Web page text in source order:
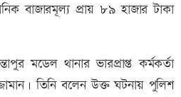
বাজারমূল্য প্রায় ৮৯ হাজার টাকা
মডেল থানার ভারপ্রাপ্ত কর্মকর্তা
তিনি বলেন উক্ত ঘটনায় পুলিশ